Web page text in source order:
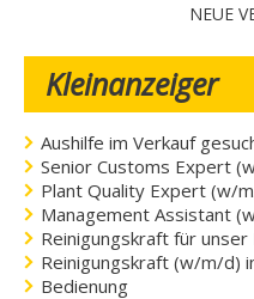
NEUE
Kleinanzeiger
Aushilfe im Verkauf
Senior Customs Expert
Plant Quality Expert (w/
Management Assistant
Reinigungskraft für
Reinigungskraft (w/m/d)
Bedienung